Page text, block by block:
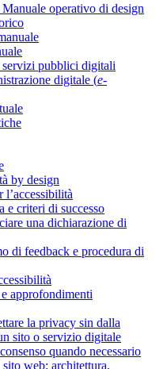
operativo di design
pubblici digitali
digitale (e-
by design
l’accessibilità
e criteri di successo
una dichiarazione di
di feedback e procedura di
approfondimenti
la privacy sin dalla
sito o servizio digitale
quando necessario
web: architettura,